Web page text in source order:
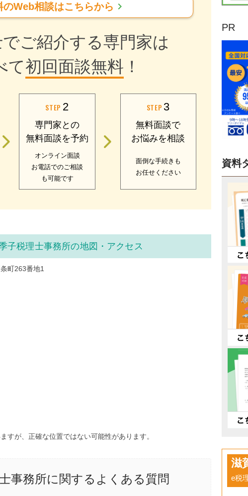
のWeb相談はこちらから chevron_right
ご紹介する専門家は
て初回面談無料 ！
STEP 2
専門家との
無料面談を予約
オンライン面談
お電話でのご相談
も可能です
STEP 3
無料面談で
お悩みを相談
面倒な手続きも
お任せください
子税理士事務所の地図・アクセス
町263番地1
すが、正確な位置ではない可能性があります。
事務所に関するよくある質問
PR
資料
滋
e税